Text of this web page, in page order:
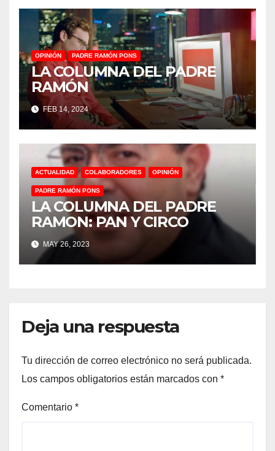
OPINIÓN PADRE RAMÓN PONS
LA COLUMNA DEL PADRE
RAMÓN
FEB 14, 2024
ACTUALIDAD COLABORADORES OPINIÓN
PADRE RAMÓN PONS
LA COLUMNA DEL PADRE
RAMON: PAN Y CIRCO
MAY 26, 2023
Deja una respuesta
Tu dirección de correo electrónico no será publicada.
Los campos obligatorios están marcados con *
Comentario *